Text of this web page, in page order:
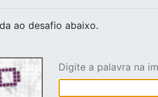
ao desafio abaixo.
Digite a palavra na